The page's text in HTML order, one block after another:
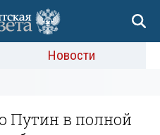
Новости
Путин в полной